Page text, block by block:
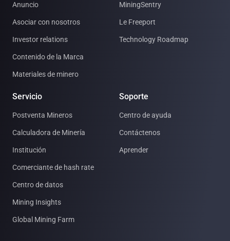
Anuncio
Asociar con nosotros
Investor relations
Contenido de la Marca
Materiales de minero
MiningSentry
Le Freeport
Technology Roadmap
Servicio
Postventa Mineros
Calculadora de Minería
Institución
Comerciante de hash rate
Centro de datos
Mining Insights
Global Mining Farm
Soporte
Centro de ayuda
Contáctenos
Aprender